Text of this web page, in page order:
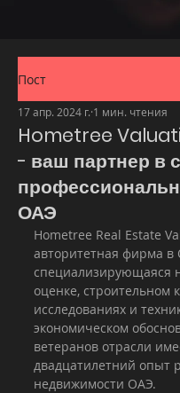
Пост
Hometree
- ваш партнер в
ОАЭ
17 апр. 2024 г. 1 мин. чтения
Hometree Real Estate
авторитетная фирма в
специализирующаяся
оценке, строительном
исследованиях и
экономическом
ветеранов отрасли
двадцатилетний опыт
недвижимости ОАЭ.